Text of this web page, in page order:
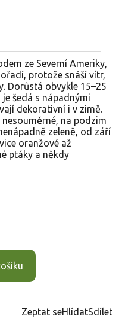
ze Severní Ameriky,
protože snáší vítr,
Dorůstá obvykle 15–25
šedá s nápadnými
dekorativní i v zimě.
na podzim
zeleně, od září
oranžové až
ptáky a někdy
Zeptat seHlídatSdílet